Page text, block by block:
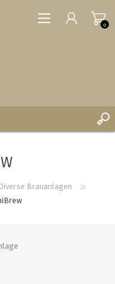
0
Diverse Brauanlagen